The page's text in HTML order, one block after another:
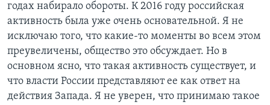
годах набирало обороты. К 2016 году российская
активность была уже очень основательной. Я не
исключаю того, что какие-то моменты во всем этом
преувеличены, общество это обсуждает. Но в
основном ясно, что такая активность существует, и
что власти России представляют ее как ответ на
действия Запада. Я не уверен, что принимаю такое